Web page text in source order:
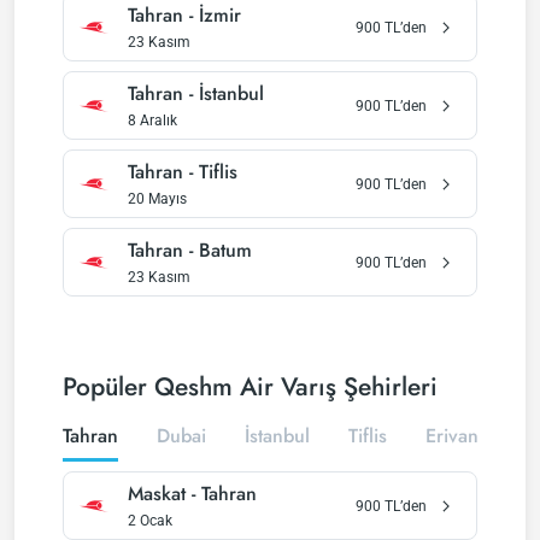
Tahran - İzmir
23 Kasım
900 TL’den
Tahran - İstanbul
8 Aralık
900 TL’den
Tahran -Tiflis
20 Mayıs
900 TL’den
Tahran - Batum
23 Kasım
900 TL’den
Popüler Qeshm Air Varış Şehirleri
Tahran Dubai İstanbul Tiflis Erivan
Maskat-Tahran
2 Ocak
900 TL’den